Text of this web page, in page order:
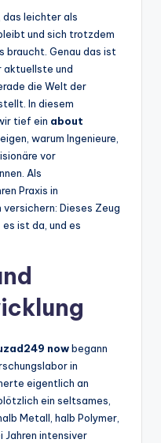
das leichter als
und sich trotzdem
braucht. Genau das ist
aktuellste und
die Welt der
In diesem
tief ein about
warum Ingenieure,
vor
Als
Praxis in
Dieses Zeug
ist da, und es
nowbegann
in
eigentlich an
ein seltsames,
Metall, halb Polymer,
Jahren intensiver